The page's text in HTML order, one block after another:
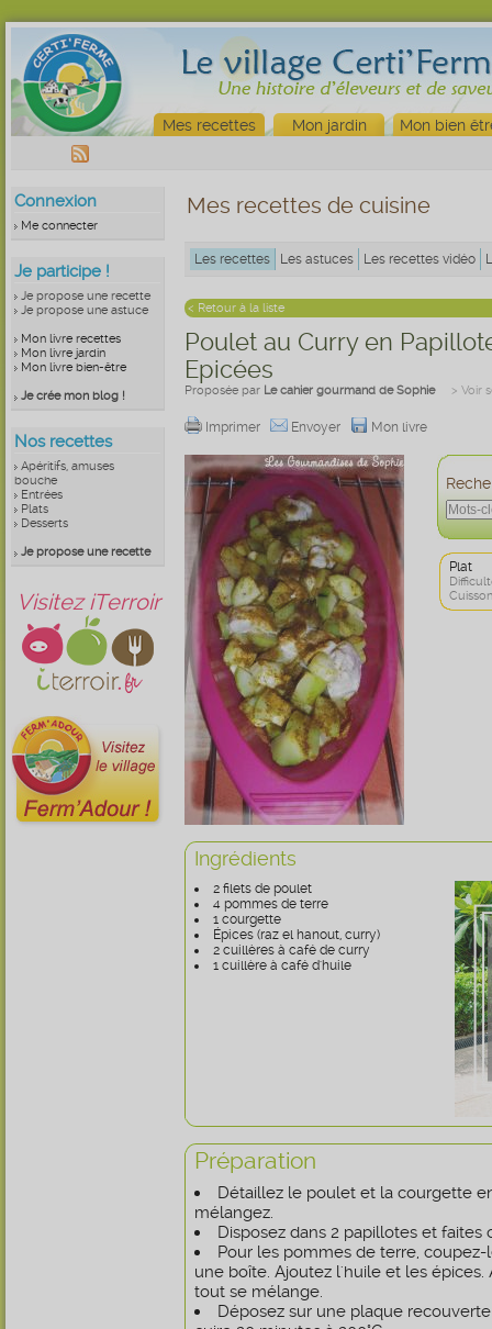
Mes recettes Mon jardin Mon bien
Connexion
Me connecter
Je participe !
Je propose une recette
Je propose une astuce
Mon livre recettes
Mon livre jardin
Mon livre bien-être
Je crée mon blog !
Nos recettes
Apéritifs, amuses
bouche
Entrées
Plats
Desserts
Je propose une recette
Visitez iTerroir
Mes recettes de cuisine
Les recettes Les astuces Les recettes vidéo
< Retour à la liste
Poulet au Curry en
Epicées
Proposée par Le cahier gourmand de Sophie > Voir
Imprimer Envoyer Mon livre
Plat
Ingrédients
2 filets de poulet
4 pommes de terre
1 courgette
Épices (raz el hanout, curry)
2 cuillères à café de curry
1 cuillère à café d'huile
Préparation
Détaillez le poulet et la courgette
mélangez.
Disposez dans 2 papillotes et faites
Pour les pommes de terre,
une boîte. Ajoutez l'huile et les
tout se mélange.
Déposez sur une plaque